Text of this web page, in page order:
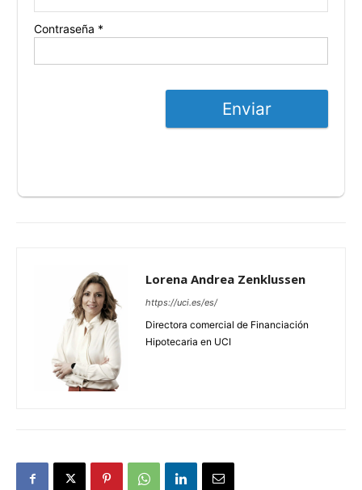
Contraseña *
Enviar
Lorena Andrea Zenklussen
https://uci.es/es/
Directora comercial de Financiación
Hipotecaria en UCI